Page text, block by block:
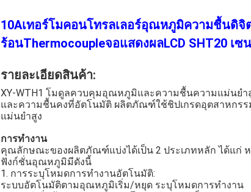
10Aเทอร์โมคอนโทรลเลอร์อุณหภูมิความชื้นดิจิ
ร้อนThermocoupleจอแสดงผลLCD SHT20 เซ
รายละเอียดสินค้า:
XY-WTH1 โมดูลควบคุมอุณหภูมิและความชื้นความแม่นย
และความชื้นคงที่อัตโนมัติ ผลิตภัณฑ์ใช้ชิปเกรดอุตสาหกร
แม่นยำสูง
การทำงาน
คุณลักษณะของผลิตภัณฑ์แบ่งได้เป็น 2 ประเภทหลัก ได้แก่
ฟังก์ชั่นอุณหภูมิมีดังนี้
1. การระบุโหมดการทำงานอัตโนมัติ:
ระบบอัตโนมัติตามอุณหภูมิเริ่ม/หยุด ระบุโหมดการทำงาน